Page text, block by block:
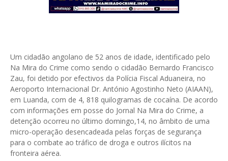
Um cidadão angolano de 52 anos de idade, identificado pelo
Na Mira do Crime como sendo o cidadão Bernardo Francisco
Zau, foi detido por efectivos da Polícia Fiscal Aduaneira, no
Aeroporto Internacional Dr. António Agostinho Neto (AIAAN),
em Luanda, com de 4, 818 quilogramas de cocaína. De acordo
com informações em posse do Jornal Na Mira do Crime, a
detenção ocorreu no último domingo,14, no âmbito de uma
micro-operação desencadeada pelas forças de segurança
para o combate ao tráfico de droga e outros ilícitos na
fronteira aérea.